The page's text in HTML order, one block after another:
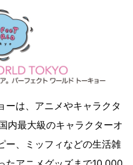
ーは、アニメやキャラクタ
内最大級のキャラクターオ
ー、ミッフィなどの生活雑